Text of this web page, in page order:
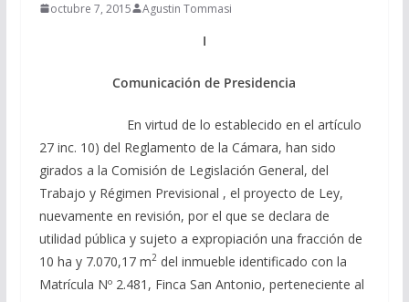
octubre 7, 2015 Agustin Tommasi
I
Comunicación de Presidencia
En virtud de lo establecido en el artículo
27 inc. 10) del Reglamento de la Cámara, han sido
girados a la Comisión de Legislación General, del
Trabajo y Régimen Previsional , el proyecto de Ley,
nuevamente en revisión, por el que se declara de
utilidad pública y sujeto a expropiación una fracción de
10 ha y 7.070,17 m2del inmueble identificado con la
Matrícula Nº 2.481, Finca San Antonio, perteneciente al